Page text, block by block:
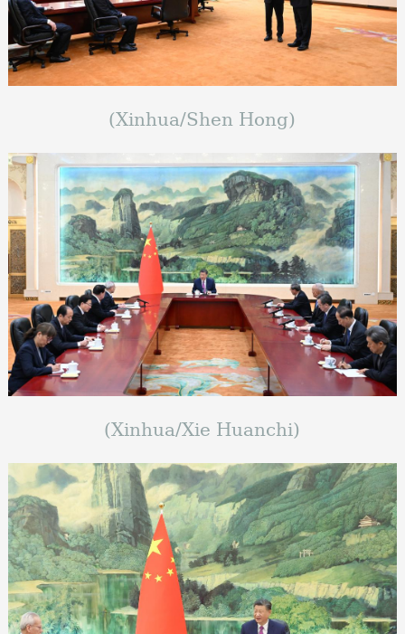
(Xinhua/Shen Hong)
(Xinhua/Xie Huanchi)